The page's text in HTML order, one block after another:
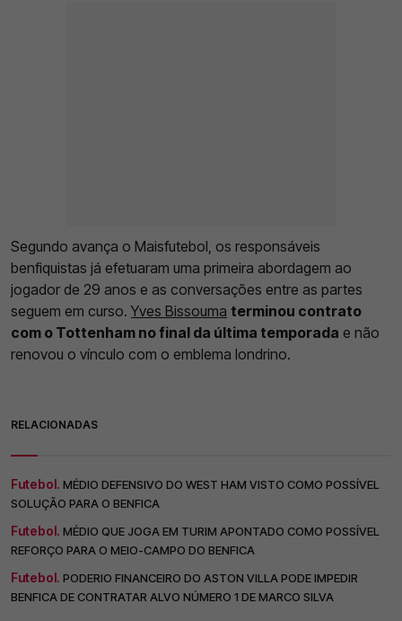
Segundo avança o Maisfutebol, os responsáveis
benfiquistas já efetuaram uma primeira abordagem ao
jogador de 29 anos e as conversações entre as partes
seguem em curso. Yves Bissouma terminou contrato
com o Tottenham no final da última temporada e não
renovou o vínculo com o emblema londrino.
RELACIONADAS
Futebol. MÉDIO DEFENSIVO DO WEST HAM VISTO COMO POSSÍVEL
SOLUÇÃO PARA O BENFICA
Futebol. MÉDIO QUE JOGA EM TURIM APONTADO COMO POSSÍVEL
REFORÇO PARA O MEIO-CAMPO DO BENFICA
Futebol. PODERIO FINANCEIRO DO ASTON VILLA PODE IMPEDIR
BENFICA DE CONTRATAR ALVO NÚMERO 1 DE MARCO SILVA